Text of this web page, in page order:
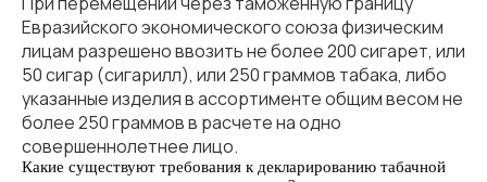
Евразийского экономического союза физическим
лицам разрешено ввозить не более 200 сигарет, или
50 сигар (сигарилл), или 250 граммов табака, либо
указанные изделия в ассортименте общим весом не
более 250 граммов в расчете на одно
совершеннолетнее лицо.
Какие существуют требования к декларированию табачной